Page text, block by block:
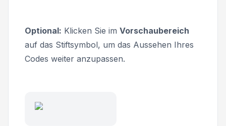
Optional: Klicken Sie im Vorschaubereich
auf das Stiftsymbol, um das Aussehen Ihres
Codes weiter anzupassen.